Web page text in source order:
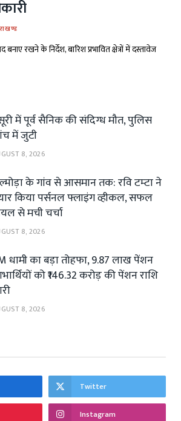
रखने के निर्देश, बारिश प्रभावित क्षेत्रों में दस्तावेज
में पूर्व सैनिक की संदिग्ध मौत, पुलिस
में जुटी
8, 2026
के गांव से आसमान तक: रवि टम्टा ने
किया पर्सनल फ्लाइंग व्हीकल, सफल
से मची चर्चा
8, 2026
धामी का बड़ा तोहफा, 9.87 लाख पेंशन
को ₹146.32 करोड़ की पेंशन राशि
8, 2026
Twitter
Instagram